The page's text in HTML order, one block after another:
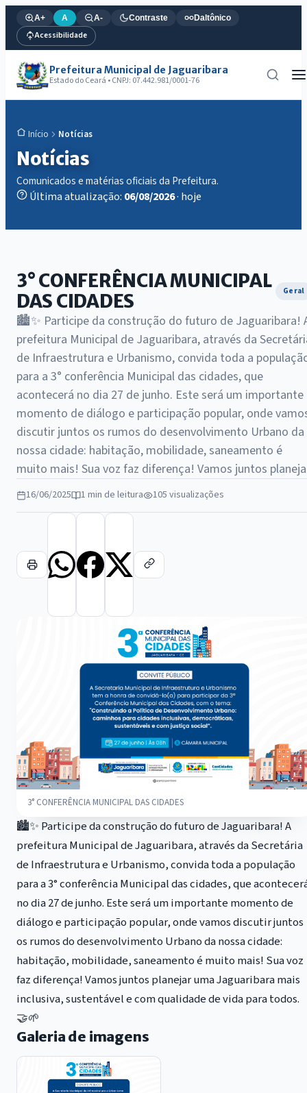
A+ A A- Contraste Daltônico
Acessibilidade
Prefeitura Municipal de Jaguaribara
Estado do Ceará • CNPJ: 07.442.981/0001-76
Início Notícias
Notícias
Comunicados e matérias oficiais da Prefeitura.
Última atualização: 06/08/2026· hoje
3° CONFERÊNCIA MUNICIPAL
DAS CIDADES
Geral
🏙️✨ Participe da construção do futuro de Jaguaribara!
prefeitura Municipal de Jaguaribara, através da
de Infraestrutura e Urbanismo, convida toda a
para a 3° conferência Municipal das cidades, que
acontecerá no dia 27 de junho. Este será um importante
momento de diálogo e participação popular, onde
discutir juntos os rumos do desenvolvimento Urbano da
nossa cidade: habitação, mobilidade, saneamento é
muito mais! Sua voz faz diferença! Vamos juntos
16/06/2025 1 min de leitura 105 visualizações
3° CONFERÊNCIA MUNICIPAL DAS CIDADES
🏙️✨ Participe da construção do futuro de Jaguaribara! A
prefeitura Municipal de Jaguaribara, através da Secretária
de Infraestrutura e Urbanismo, convida toda a população
para a 3° conferência Municipal das cidades, que
no dia 27 de junho. Este será um importante momento de
diálogo e participação popular, onde vamos discutir juntos
os rumos do desenvolvimento Urbano da nossa cidade:
habitação, mobilidade, saneamento é muito mais! Sua voz
faz diferença! Vamos juntos planejar uma Jaguaribara mais
inclusiva, sustentável e com qualidade de vida para todos.
🤝🌱
Galeria de imagens